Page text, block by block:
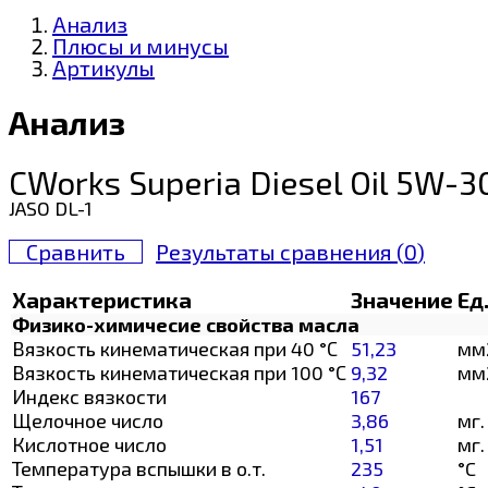
Анализ
Плюсы и минусы
Артикулы
Анализ
CWorks Superia Diesel Oil 5W-
JASO DL-1
Сравнить Результаты сравнения (0)
Характеристика
Значение
Физико-химичесие свойства масла
Вязкость кинематическая при 40 °С 51,23
Вязкость кинематическая при 100 °С 9,32
Индекс вязкости
167
Щелочное число
3,86
Кислотное число
1,51
Температура вспышки в о.т.
235
°C